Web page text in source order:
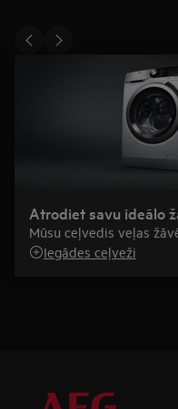
Atrodiet savu ideālo
Mūsu ceļvedis veļas
Iegādes ceļveži